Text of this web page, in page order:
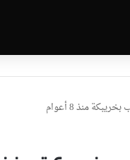
منذ 8 أعوام